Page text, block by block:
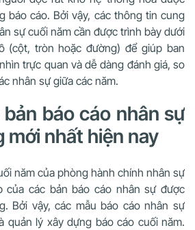
báo cáo. Bởi vậy, các thông tin cung
sự cuối năm cần được trình bày dưới
(cột, tròn hoặc đường) để giúp ban
trực quan và dễ dàng đánh giá, so
nhân sự giữa các năm.
báo cáo nhân sự
mới nhất hiện nay
năm của phòng hành chính nhân sự
của các bản báo cáo nhân sự được
Bởi vậy, các mẫu báo cáo nhân sự
quản lý xây dựng báo cáo cuối năm.